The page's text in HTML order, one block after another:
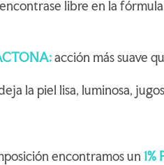
libre en la
acción más suave
la piel lisa, luminosa,
encontramos un1%